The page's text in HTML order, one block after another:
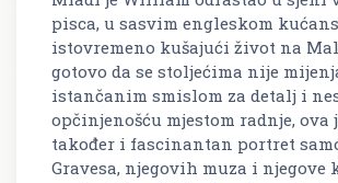
pisca, u sasvim engleskom
istovremeno kušajući život na
gotovo da se stoljećima nije
istančanim smislom za detalj i
opčinjenošću mjestom radnje, ova
također i fascinantan portret
Gravesa, njegovih muza i njegove